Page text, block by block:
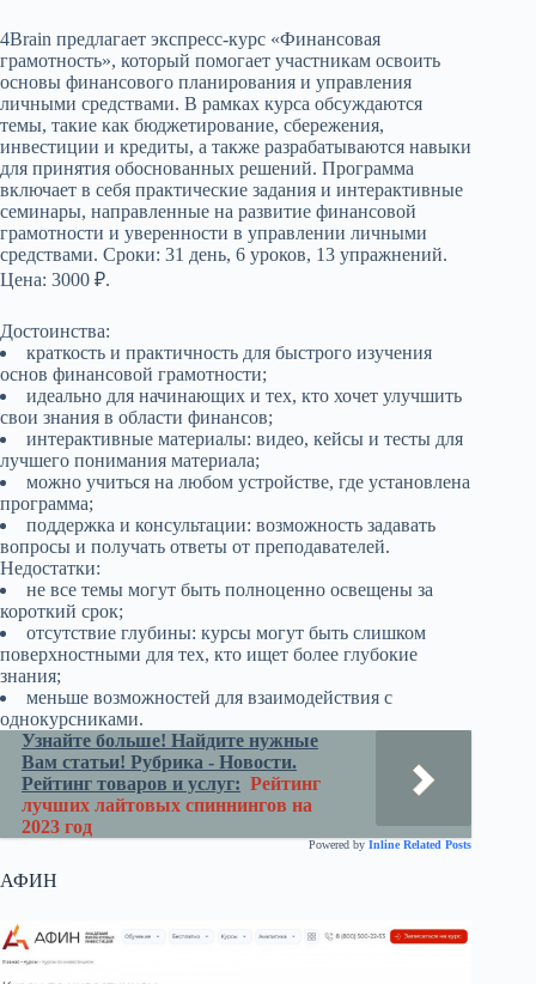
4Brain предлагает экспресс-курс «Финансовая
грамотность», который помогает участникам освоить
основы финансового планирования и управления
личными средствами. В рамках курса обсуждаются
темы, такие как бюджетирование, сбережения,
инвестиции и кредиты, а также разрабатываются навыки
для принятия обоснованных решений. Программа
включает в себя практические задания и интерактивные
семинары, направленные на развитие финансовой
грамотности и уверенности в управлении личными
средствами. Сроки: 31 день, 6 уроков, 13 упражнений.
Цена: 3000 ₽.
Достоинства:
краткость и практичность для быстрого изучения
основ финансовой грамотности;
идеально для начинающих и тех, кто хочет улучшить
свои знания в области финансов;
интерактивные материалы: видео, кейсы и тесты для
лучшего понимания материала;
можно учиться на любом устройстве, где установлена
программа;
поддержка и консультации: возможность задавать
вопросы и получать ответы от преподавателей.
Недостатки:
не все темы могут быть полноценно освещены за
короткий срок;
отсутствие глубины: курсы могут быть слишком
поверхностными для тех, кто ищет более глубокие
знания;
меньше возможностей для взаимодействия с
однокурсниками.
Узнайте больше! Найдите нужные
Вам статьи! Рубрика - Новости.
Рейтинг товаров и услуг: Рейтинг
лучших лайтовых спиннингов на
2023 год
Powered by Inline Related Posts
АФИН